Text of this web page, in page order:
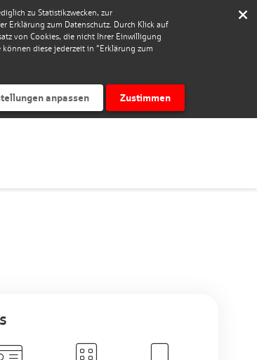
zu Statistikzwecken, zur
Erklärung zum Datenschutz. Durch Klick auf
von Cookies, die nicht Ihrer Einwilligung
können diese jederzeit in "Erklärung zum
anpassen Zustimmen